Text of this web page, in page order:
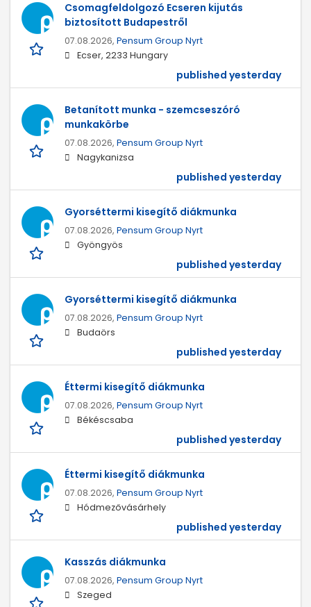
Csomagfeldolgozó Ecseren kijutás
biztosított Budapestről
07.08.2026, Pensum Group Nyrt
Ecser, 2233 Hungary
published yesterday
Betanított munka - szemcseszóró
munkakörbe
07.08.2026, Pensum Group Nyrt
Nagykanizsa
published yesterday
Gyorséttermi kisegítő diákmunka
07.08.2026, Pensum Group Nyrt
Gyöngyös
published yesterday
Gyorséttermi kisegítő diákmunka
07.08.2026, Pensum Group Nyrt
Budaörs
published yesterday
Éttermi kisegítő diákmunka
07.08.2026, Pensum Group Nyrt
Békéscsaba
published yesterday
Éttermi kisegítő diákmunka
07.08.2026, Pensum Group Nyrt
Hódmezővásárhely
published yesterday
Kasszás diákmunka
07.08.2026, Pensum Group Nyrt
Szeged